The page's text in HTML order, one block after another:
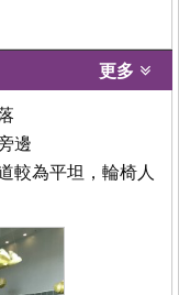
更多
邊
較為平坦，輪椅人